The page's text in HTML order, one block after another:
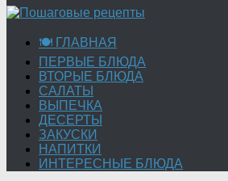
🍽 ГЛАВНАЯ
ПЕРВЫЕ БЛЮДА
ВТОРЫЕ БЛЮДА
САЛАТЫ
ВЫПЕЧКА
ДЕСЕРТЫ
ЗАКУСКИ
НАПИТКИ
ИНТЕРЕСНЫЕ БЛЮДА